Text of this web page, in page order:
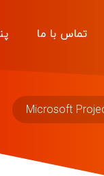
تماس با ما
Microsoft